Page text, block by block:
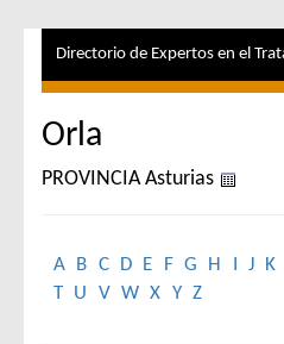
Directorio de Expertos en el
Orla
PROVINCIA Asturias
A B C D E F G H J K
T U V W X Y Z